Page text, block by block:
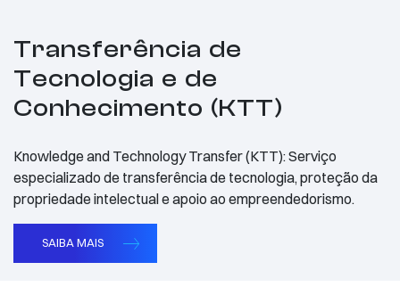
Transferência de
Tecnologia e de
Conhecimento (KTT)
Knowledge and Technology Transfer (KTT): Serviço
especializado de transferência de tecnologia, proteção da
propriedade intelectual e apoio ao empreendedorismo.
SAIBA MAIS